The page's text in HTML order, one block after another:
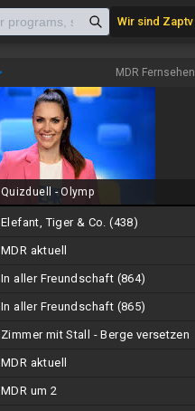
Wir sind Zaptv
MDR Fernsehen
Quizduell - Olymp
Elefant, Tiger & Co. (438)
MDR aktuell
In aller Freundschaft (864)
In aller Freundschaft (865)
Zimmer mit Stall - Berge versetzen
MDR aktuell
MDR um 2